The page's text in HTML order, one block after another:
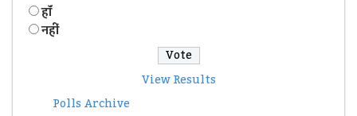
हॉं
नहीं
View Results
Polls Archive